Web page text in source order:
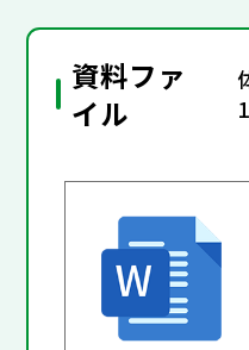
資料ファ
イル